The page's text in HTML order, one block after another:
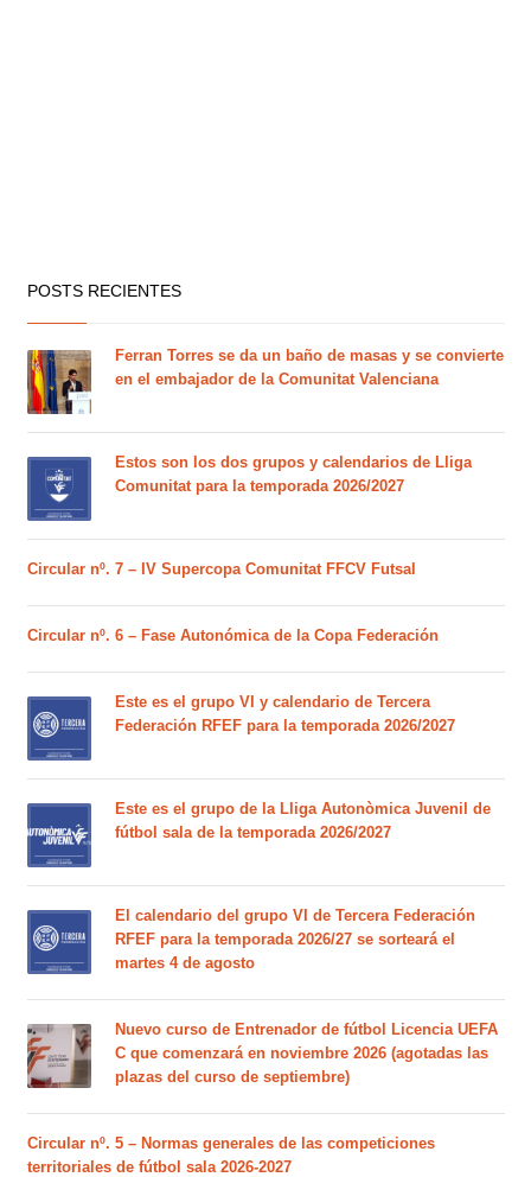
POSTS RECIENTES
Ferran Torres se da un baño de masas y se convierte
en el embajador de la Comunitat Valenciana
Estos son los dos grupos y calendarios de Lliga
Comunitat para la temporada 2026/2027
Circular nº. 7 – IV Supercopa Comunitat FFCV Futsal
Circular nº. 6 – Fase Autonómica de la Copa Federación
Este es el grupo VI y calendario de Tercera
Federación RFEF para la temporada 2026/2027
Este es el grupo de la Lliga Autonòmica Juvenil de
fútbol sala de la temporada 2026/2027
El calendario del grupo VI de Tercera Federación
RFEF para la temporada 2026/27 se sorteará el
martes 4 de agosto
Nuevo curso de Entrenador de fútbol Licencia UEFA
C que comenzará en noviembre 2026 (agotadas las
plazas del curso de septiembre)
Circular nº. 5 – Normas generales de las competiciones
territoriales de fútbol sala 2026-2027